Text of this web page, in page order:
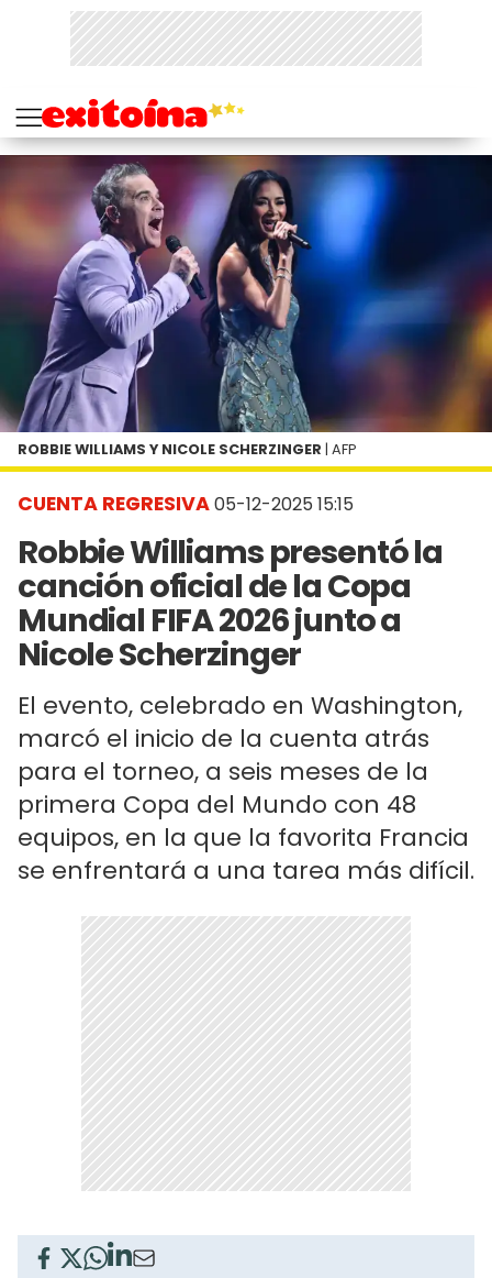
CUENTA REGRESIVA05-12-2025 15:15
Robbie Williams presentó la
canción oficial de la Copa
Mundial FIFA 2026 junto a
Nicole Scherzinger
El evento, celebrado en Washington,
marcó el inicio de la cuenta atrás
para el torneo, a seis meses de la
primera Copa del Mundo con 48
equipos, en la que la favorita Francia
se enfrentará a una tarea más difícil.
ROBBIE WILLIAMS Y NICOLE SCHERZINGER | AFP